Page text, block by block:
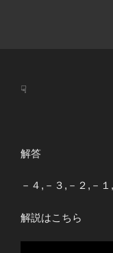
☟
解答
－４,－３,－２,－
解説はこちら